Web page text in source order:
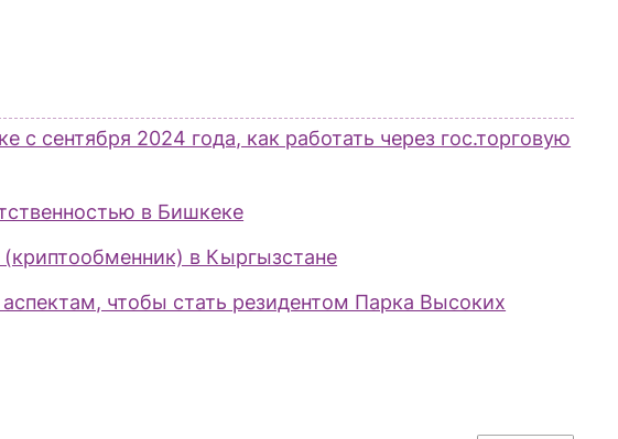
сентября 2024 года, как работать через гос.торговую
в Бишкеке
в Кыргызстане
чтобы стать резидентом Парка Высоких